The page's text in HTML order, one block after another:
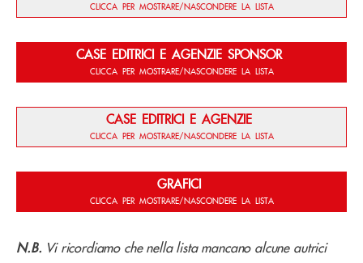
CLICCA PER MOSTRARE/NASCONDERE LA LISTA
CASE EDITRICI E AGENZIE SPONSOR
CLICCA PER MOSTRARE/NASCONDERE LA LISTA
CASE EDITRICI E AGENZIE
CLICCA PER MOSTRARE/NASCONDERE LA LISTA
GRAFICI
CLICCA PER MOSTRARE/NASCONDERE LA LISTA
N.B. Vi ricordiamo che nella lista mancano alcune autrici